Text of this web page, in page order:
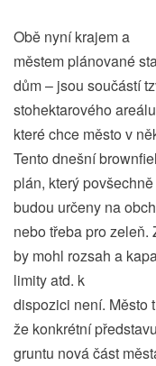
Obě nyní krajem a
městem plánované
dům – jsou součástí
stohektarového
které chce město v
Tento dnešní
plán, který
budou určeny na
nebo třeba pro
by mohl rozsah a
limity atd. k
dispozici není. Město
že konkrétní
gruntu nová část